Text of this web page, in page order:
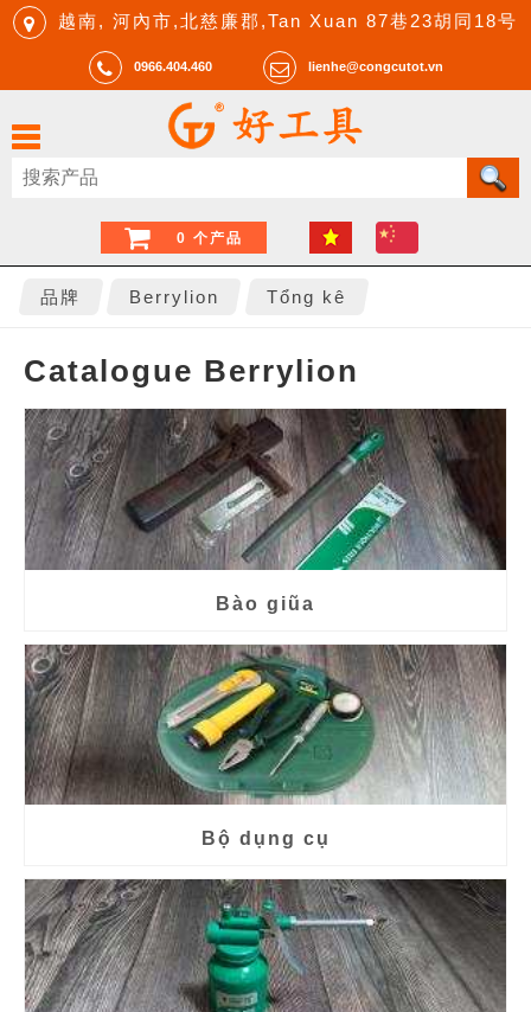
越南, 河內市,北慈廉郡,Tan Xuan 87巷23胡同18号
0966.404.460 lienhe@congcutot.vn
0 个产品
品牌 Berrylion Tổng kê
Catalogue Berrylion
Bào giũa
Bộ dụng cụ